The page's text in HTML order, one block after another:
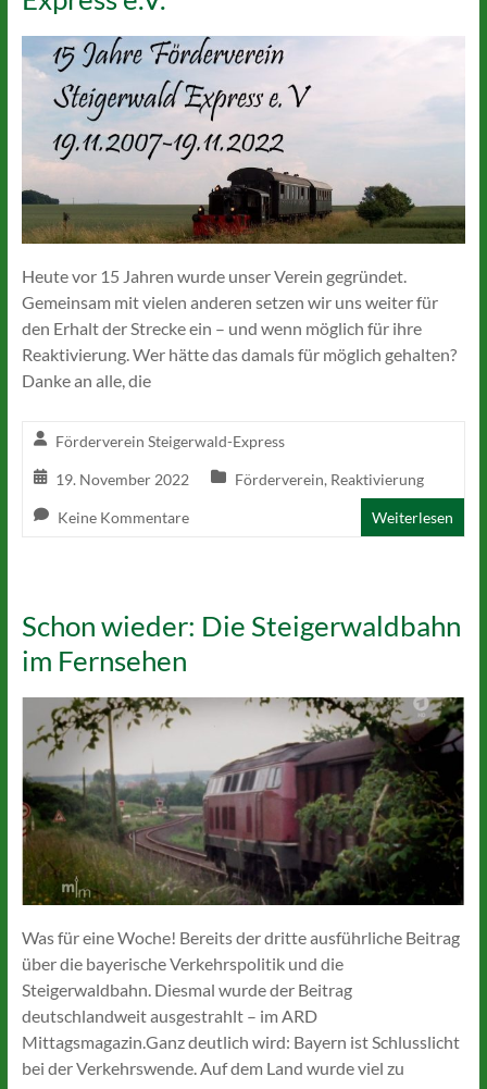
Heute vor 15 Jahren wurde unser Verein gegründet.
Gemeinsam mit vielen anderen setzen wir uns weiter für
den Erhalt der Strecke ein – und wenn möglich für ihre
Reaktivierung. Wer hätte das damals für möglich gehalten?
Danke an alle, die
Förderverein Steigerwald-Express
19. November 2022 Förderverein, Reaktivierung
Keine Kommentare Weiterlesen
Schon wieder: Die Steigerwaldbahn
im Fernsehen
Was für eine Woche! Bereits der dritte ausführliche Beitrag
über die bayerische Verkehrspolitik und die
Steigerwaldbahn. Diesmal wurde der Beitrag
deutschlandweit ausgestrahlt – im ARD
Mittagsmagazin.Ganz deutlich wird: Bayern ist Schlusslicht
bei der Verkehrswende. Auf dem Land wurde viel zu